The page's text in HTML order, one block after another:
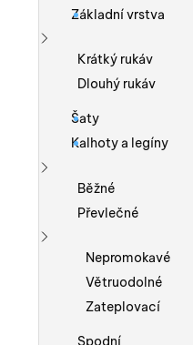
Základní vrstva
Zobrazit více
Krátký rukáv
Dlouhý rukáv
Šaty
Kalhoty a legíny
Zobrazit více
Běžné
Převlečné
Zobrazit více
Nepromokavé
Větruodolné
Zateplovací
Spodní